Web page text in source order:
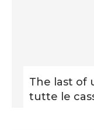
The last of
tutte le